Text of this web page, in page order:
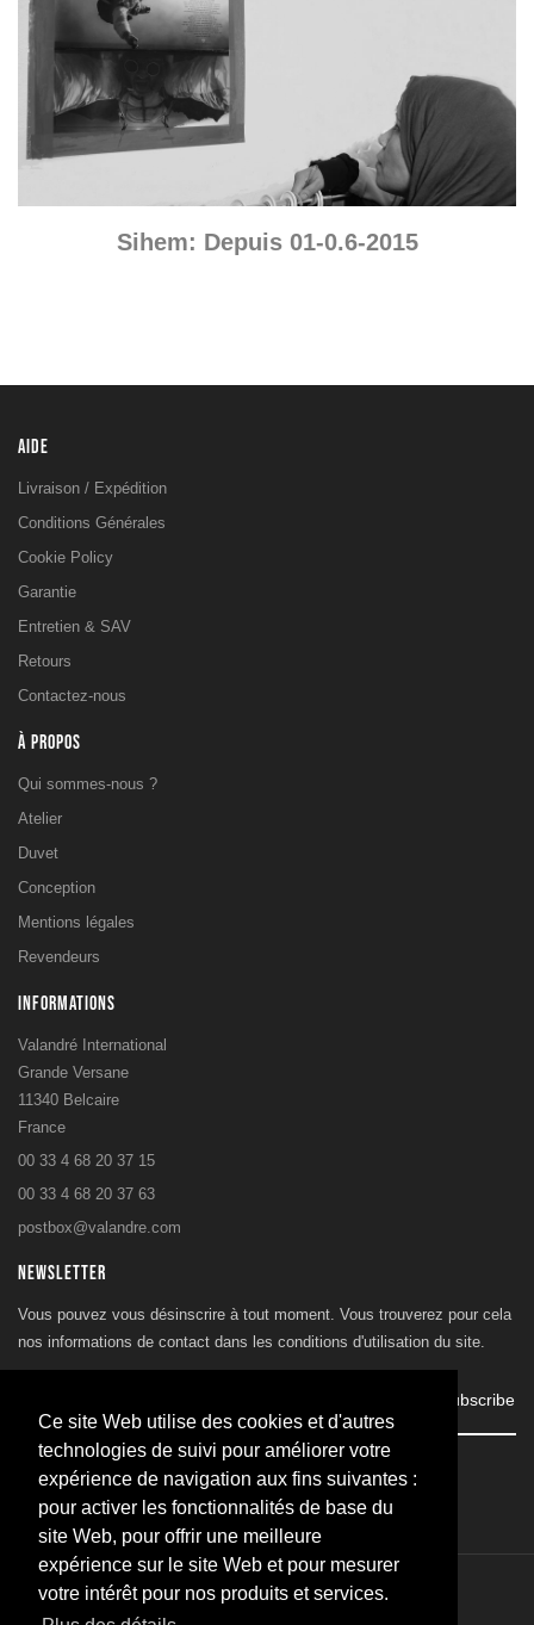
Ce site Web utilise des cookies et d'autres
technologies de suivi pour améliorer votre
expérience de navigation aux fins suivantes :
pour activer les fonctionnalités de base du
site Web, pour offrir une meilleure
expérience sur le site Web et pour mesurer
votre intérêt pour nos produits et services.
Sihem: Depuis 01-0.6-2015
AIDE
Livraison / Expédition
Conditions Générales
Cookie Policy
Garantie
Entretien & SAV
Retours
Contactez-nous
À PROPOS
Qui sommes-nous ?
Atelier
Duvet
Conception
Mentions légales
Revendeurs
INFORMATIONS
Valandré International
Grande Versane
11340 Belcaire
France
00 33 4 68 20 37 15
00 33 4 68 20 37 63
postbox@valandre.com
NEWSLETTER
Vous pouvez vous désinscrire à tout moment. Vous trouverez pour cela
nos informations de contact dans les conditions d'utilisation du site.
Subscribe
J'accepte les conditions générales et la politique de
© 2026 - SARL Valandre